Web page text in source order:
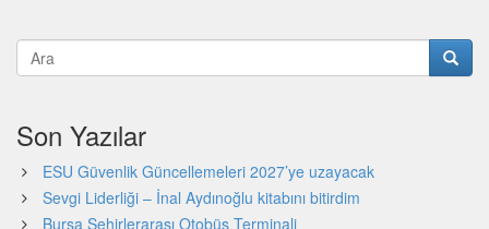
Son Yazılar
ESU Güvenlik Güncellemeleri 2027’ye uzayacak
Sevgi Liderliği – İnal Aydınoğlu kitabını bitirdim
Bursa Şehirlerarası Otobüs Terminali